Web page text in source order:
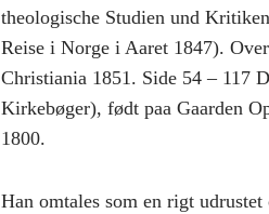
theologische Studien und
Reise i Norge i Aaret 1847).
Christiania 1851. Side 54 – 117
Kirkebøger), født paa Gaarden
1800.
Han omtales som en rigt